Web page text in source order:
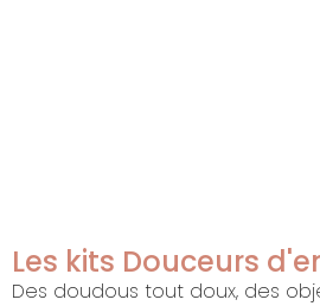
Les kits Douceurs
Des doudous tout doux, des